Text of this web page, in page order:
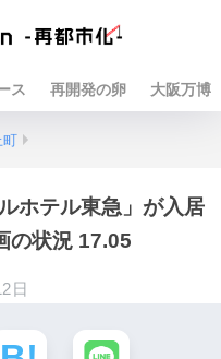
ス 再開発の卵 大阪万博
ホテル東急」が入居
の状況 17.05
日